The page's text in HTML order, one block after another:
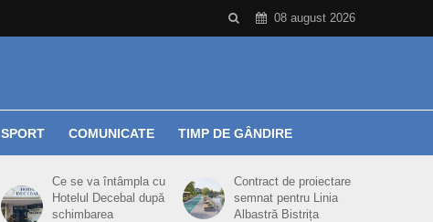
08 august 2026
SPORT COMUNICATE TIMP DE GÂNDIRE
Ce se va întâmpla cu
Hotelul Decebal după
schimbarea
Contract de proiectare
semnat pentru Linia
Albastră Bistrița